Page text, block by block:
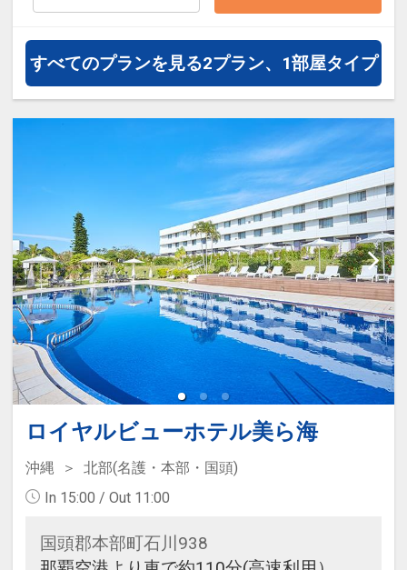
すべてのプランを見る2プラン、1部屋タイプ
ロイヤルビューホテル美ら海
沖縄
北部(名護・本部・国頭)
In 15:00 / Out 11:00
国頭郡本部町石川938